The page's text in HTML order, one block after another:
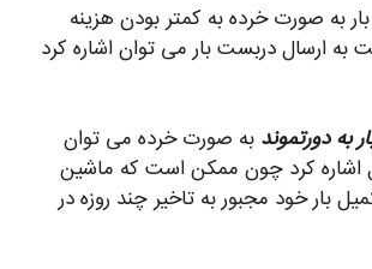
به صورت خرده به کمتر بودن هزینه
به ارسال دربست بار می توان اشاره کرد
به دورتموند به صورت خرده می توان
اشاره کرد چون ممکن است که ماشین
بار خود مجبور به تاخیر چند روزه در